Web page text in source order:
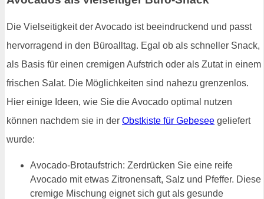
Die Vielseitigkeit der Avocado ist beeindruckend und passt
hervorragend in den Büroalltag. Egal ob als schneller Snack,
als Basis für einen cremigen Aufstrich oder als Zutat in einem
frischen Salat. Die Möglichkeiten sind nahezu grenzenlos.
Hier einige Ideen, wie Sie die Avocado optimal nutzen
können nachdem sie in der Obstkiste für Gebesee geliefert
wurde:
Avocado-Brotaufstrich: Zerdrücken Sie eine reife
Avocado mit etwas Zitronensaft, Salz und Pfeffer. Diese
cremige Mischung eignet sich gut als gesunde